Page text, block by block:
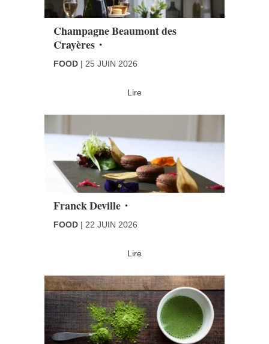
Champagne Beaumont des
Crayères・
FOOD 25 JUIN 2026
Lire
Franck Deville・
FOOD 22 JUIN 2026
Lire